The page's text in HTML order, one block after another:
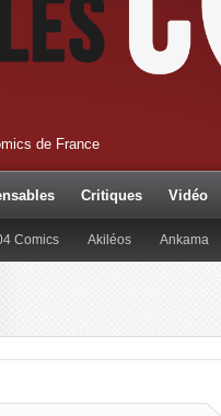
de France
Critiques Vidéo
Comics Akiléos Ankama
Anspach
& Muninn